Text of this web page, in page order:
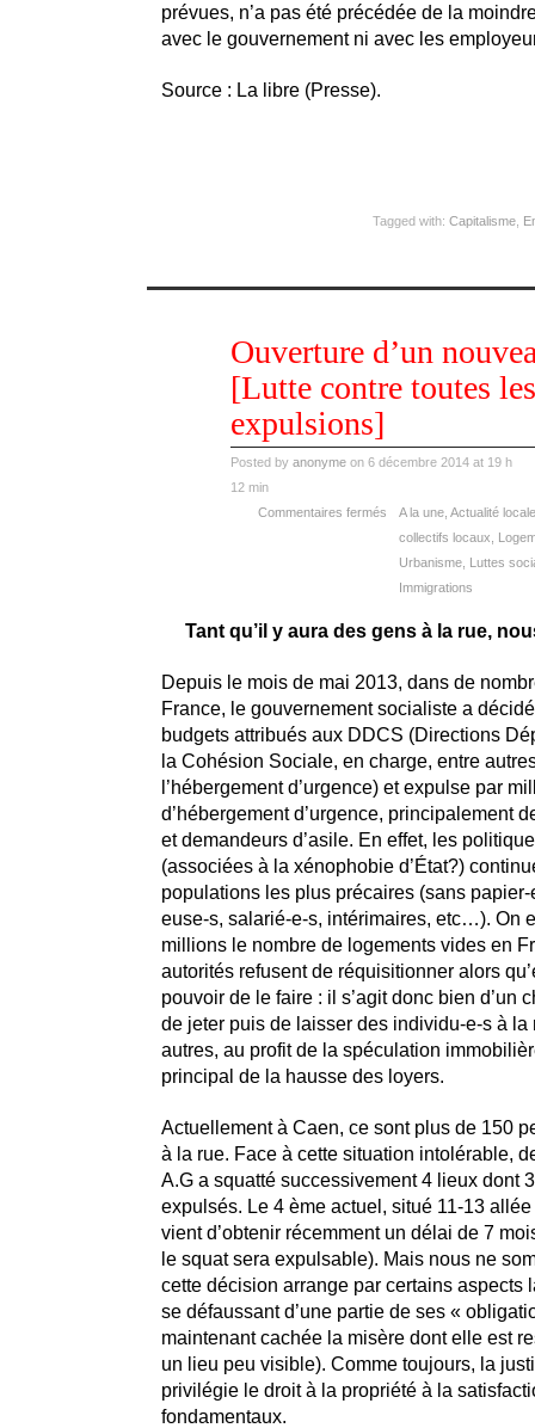
prévues, n’a pas été précédée de la
avec le gouvernement ni avec les
Source : La libre (Presse).
Tagged with: Capitalisme,
Ouverture d’un
[Lutte contre toutes les
expulsions]
Posted by anonymeon 6 décembre 2014 at 19 h
12 min
A la une, Actualité locale
collectifs locaux
Urbanisme, Luttes
Immigrations
Commentaires fermés
Tant qu’il y aura des gens à la rue,
Depuis le mois de mai 2013, dans de
France, le gouvernement socialiste a
budgets attribués aux DDCS (Directions
la Cohésion Sociale, en charge, entre
l’hébergement d’urgence) et expulse par
d’hébergement d’urgence, principalement
et demandeurs d’asile. En effet, les
(associées à la xénophobie d’État?)
populations les plus précaires (sans papier-
euse-s, salarié-e-s, intérimaires, etc…). On
millions le nombre de logements vides en
autorités refusent de réquisitionner alors
pouvoir de le faire : il s’agit donc bien d’un
de jeter puis de laisser des individu-e-s à la
autres, au profit de la spéculation
principal de la hausse des loyers.
Actuellement à Caen, ce sont plus de 150
à la rue. Face à cette situation intolérable,
A.G a squatté successivement 4 lieux dont
expulsés. Le 4 ème actuel, situé 11-13
vient d’obtenir récemment un délai de 7
le squat sera expulsable). Mais nous ne
cette décision arrange par certains aspects
se défaussant d’une partie de ses «
maintenant cachée la misère dont elle est
un lieu peu visible). Comme toujours, la
privilégie le droit à la propriété à la
fondamentaux.